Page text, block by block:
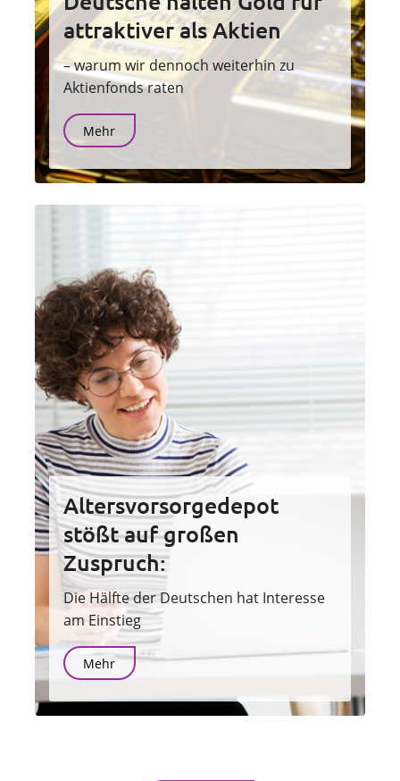
attraktiver als Aktien
– warum wir dennoch weiterhin zu
Aktienfonds raten
Mehr
Altersvorsorgedepot
stößt auf großen
Zuspruch:
Die Hälfte der Deutschen hat Interesse
am Einstieg
Mehr